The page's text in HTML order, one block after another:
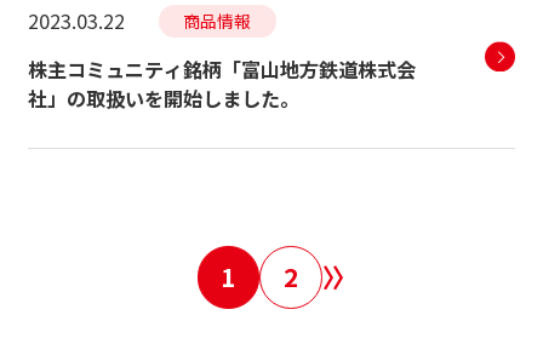
2023.03.22 商品情報
株主コミュニティ銘柄「富山地方鉄道株式会
社」の取扱いを開始しました。
1 2